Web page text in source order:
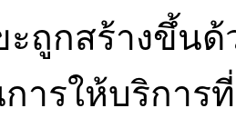
ะถูกสร้างขึ้น
ารให้บริการ